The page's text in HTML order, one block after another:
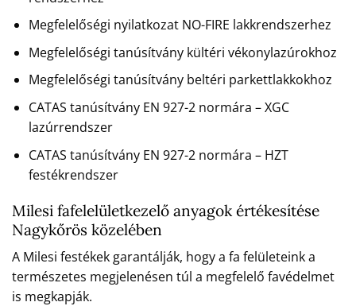
Megfelelőségi nyilatkozat NO-FIRE lakkrendszerhez
Megfelelőségi tanúsítvány kültéri vékonylazúrokhoz
Megfelelőségi tanúsítvány beltéri parkettlakkokhoz
CATAS tanúsítvány EN 927-2 normára – XGC
lazúrrendszer
CATAS tanúsítvány EN 927-2 normára – HZT
festékrendszer
Milesi fafelelületkezelő anyagok értékesítése
Nagykőrös közelében
A Milesi festékek garantálják, hogy a fa felületeink a
természetes megjelenésen túl a megfelelő favédelmet
is megkapják.